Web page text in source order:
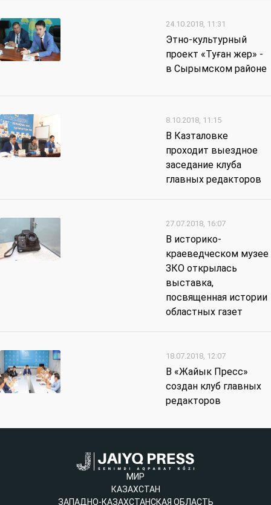
24.10.2018, 11:31
Этно-культурный
проект «Туған жер» -
в Сырымском районе
8.10.2018, 11:15
В Казталовке
проходит выездное
заседание клуба
главных редакторов
27.07.2018, 16:07
В историко-
краеведческом музее
ЗКО открылась
выставка,
посвященная истории
областных газет
18.07.2018, 12:07
В «Жайык Пресс»
создан клуб главных
редакторов
МИР
КАЗАХСТАН
ЗАПАДНО-КАЗАХСТАНСКАЯ ОБЛАСТЬ